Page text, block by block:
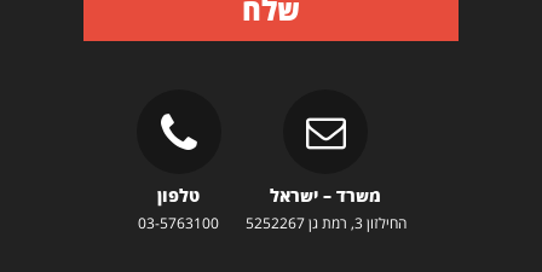
שלח
משרד – ישראל
החילזון 3, רמת גן 5252267
טלפון
03-5763100